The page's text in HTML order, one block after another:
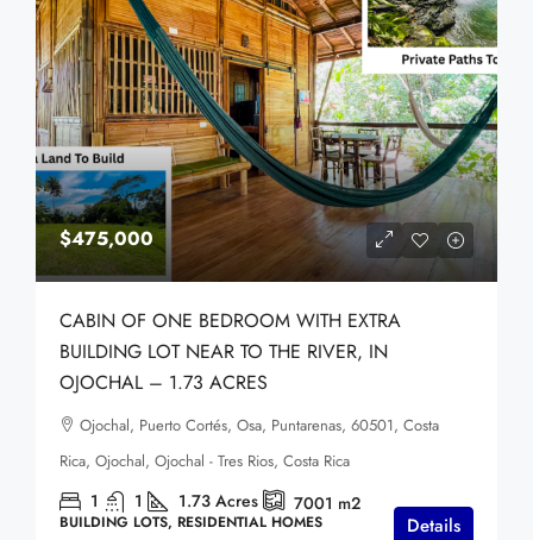
$475,000
CABIN OF ONE BEDROOM WITH EXTRA
BUILDING LOT NEAR TO THE RIVER, IN
OJOCHAL – 1.73 ACRES
Ojochal, Puerto Cortés, Osa, Puntarenas, 60501, Costa
Rica, Ojochal, Ojochal - Tres Rios, Costa Rica
1 1 1.73 Acres 7001 m2
BUILDING LOTS, RESIDENTIAL HOMES Details